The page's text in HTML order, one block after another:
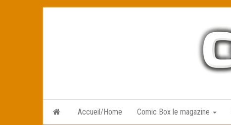
Accueil/Home Comic Box le magazine